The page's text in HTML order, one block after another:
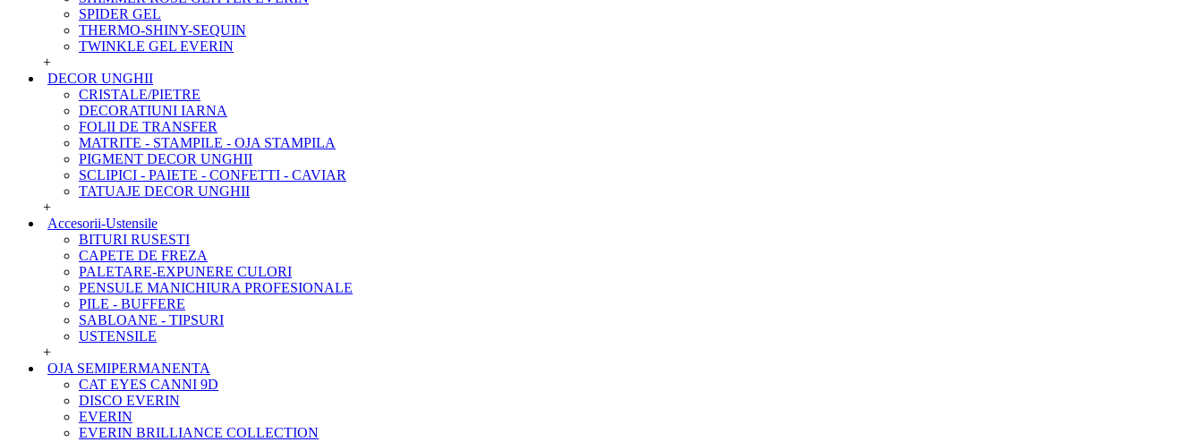
SPIDER GEL
THERMO-SHINY-SEQUIN
TWINKLE GEL EVERIN
+
DECOR UNGHII
CRISTALE/PIETRE
DECORATIUNI IARNA
FOLII DE TRANSFER
MATRITE - STAMPILE - OJA STAMPILA
PIGMENT DECOR UNGHII
SCLIPICI - PAIETE - CONFETTI - CAVIAR
TATUAJE DECOR UNGHII
+
Accesorii-Ustensile
BITURI RUSESTI
CAPETE DE FREZA
PALETARE-EXPUNERE CULORI
PENSULE MANICHIURA PROFESIONALE
PILE - BUFFERE
SABLOANE - TIPSURI
USTENSILE
+
OJA SEMIPERMANENTA
CAT EYES CANNI 9D
DISCO EVERIN
EVERIN
EVERIN BRILLIANCE COLLECTION